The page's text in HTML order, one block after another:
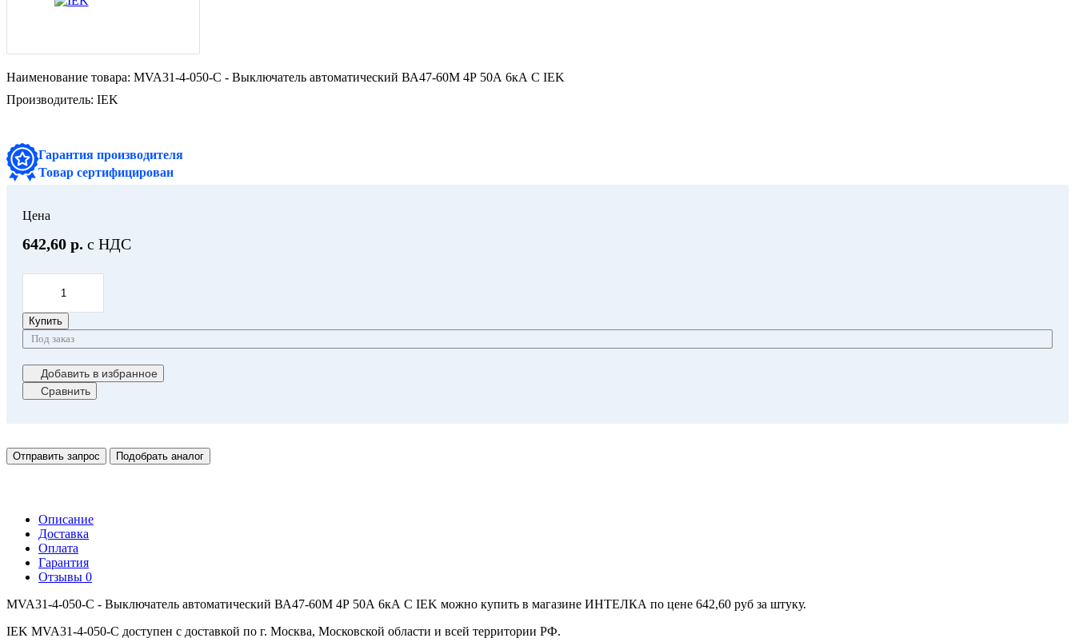
Наименование товара: MVA31-4-050-C - Выключатель автоматический ВА47-60M 4Р 50А 6кА С IEK
Производитель: IEK
Гарантия производителя
Товар сертифицирован
Цена
642,60 р. с НДС
Купить
Под заказ
Добавить в избранное
Сравнить
Отправить запрос Подобрать аналог
Описание
Доставка
Оплата
Гарантия
Отзывы 0
MVA31-4-050-C - Выключатель автоматический ВА47-60M 4Р 50А 6кА С IEK можно купить в магазине ИНТЕЛКА по цене 642,60 руб за штуку.
IEK MVA31-4-050-C доступен с доставкой по г. Москва, Московской области и всей территории РФ.